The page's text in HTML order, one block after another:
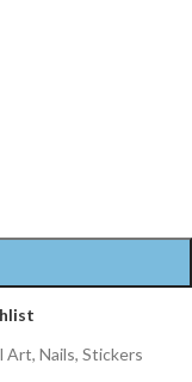
Art, Nails, Stickers